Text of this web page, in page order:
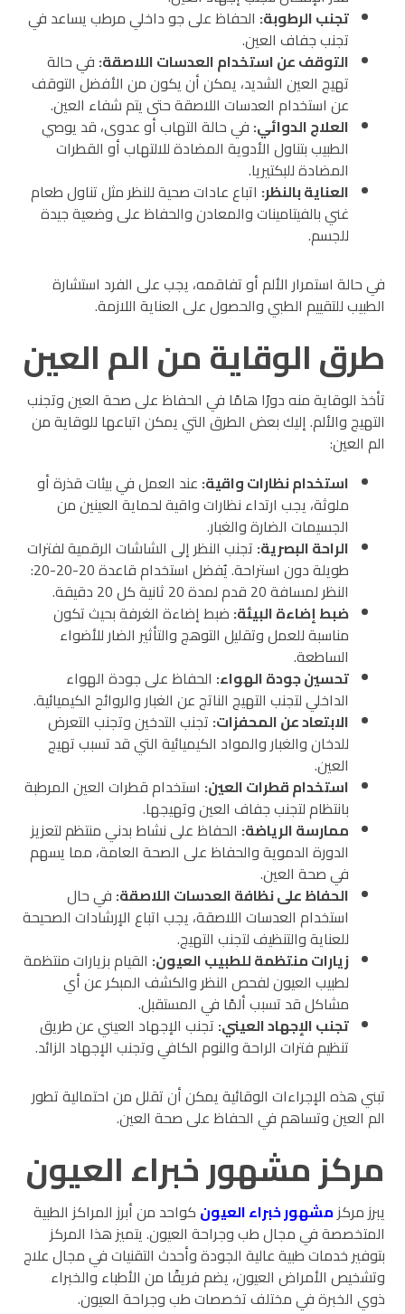
تجنب الرطوبة: الحفاظ على جو داخلي مرطب يساعد في
تجنب جفاف العين.
التوقف عن استخدام العدسات اللاصقة: في حالة
تهيج العين الشديد، يمكن أن يكون من الأفضل التوقف
عن استخدام العدسات اللاصقة حتى يتم شفاء العين.
العلاج الدوائي: في حالة التهاب أو عدوى، قد يوصي
الطبيب بتناول الأدوية المضادة للالتهاب أو القطرات
المضادة للبكتيريا.
العناية بالنظر: اتباع عادات صحية للنظر مثل تناول طعام
غني بالفيتامينات والمعادن والحفاظ على وضعية جيدة
للجسم.
في حالة استمرار الألم أو تفاقمه، يجب على الفرد استشارة
الطبيب للتقييم الطبي والحصول على العناية اللازمة.
طرق الوقاية من الم العين
تأخذ الوقاية منه دورًا هامًا في الحفاظ على صحة العين وتجنب
التهيج والألم. إليك بعض الطرق التي يمكن اتباعها للوقاية من
الم العين:
استخدام نظارات واقية: عند العمل في بيئات قذرة أو
ملوثة، يجب ارتداء نظارات واقية لحماية العينين من
الجسيمات الضارة والغبار.
الراحة البصرية: تجنب النظر إلى الشاشات الرقمية لفترات
طويلة دون استراحة. يُفضل استخدام قاعدة 20-20-20:
النظر لمسافة 20 قدم لمدة 20 ثانية كل 20 دقيقة.
ضبط إضاءة البيئة: ضبط إضاءة الغرفة بحيث تكون
مناسبة للعمل وتقليل التوهج والتأثير الضار للأضواء
الساطعة.
تحسين جودة الهواء: الحفاظ على جودة الهواء
الداخلي لتجنب التهيج الناتج عن الغبار والروائح الكيميائية.
الابتعاد عن المحفزات: تجنب التدخين وتجنب التعرض
للدخان والغبار والمواد الكيميائية التي قد تسبب تهيج
العين.
استخدام قطرات العين: استخدام قطرات العين المرطبة
بانتظام لتجنب جفاف العين وتهيجها.
ممارسة الرياضة: الحفاظ على نشاط بدني منتظم لتعزيز
الدورة الدموية والحفاظ على الصحة العامة، مما يسهم
في صحة العين.
الحفاظ على نظافة العدسات اللاصقة: في حال
استخدام العدسات اللاصقة، يجب اتباع الإرشادات الصحيحة
للعناية والتنظيف لتجنب التهيج.
زيارات منتظمة للطبيب العيون: القيام بزيارات منتظمة
لطبيب العيون لفحص النظر والكشف المبكر عن أي
مشاكل قد تسبب ألمًا في المستقبل.
تجنب الإجهاد العيني: تجنب الإجهاد العيني عن طريق
تنظيم فترات الراحة والنوم الكافي وتجنب الإجهاد الزائد.
تبني هذه الإجراءات الوقائية يمكن أن تقلل من احتمالية تطور
الم العين وتساهم في الحفاظ على صحة العين.
مركز مشهور خبراء العيون
يبرز مركزمشهور خبراء العيون كواحد من أبرز المراكز الطبية
المتخصصة في مجال طب وجراحة العيون. يتميز هذا المركز
بتوفير خدمات طبية عالية الجودة وأحدث التقنيات في مجال علاج
وتشخيص الأمراض العيون، يضم فريقًا من الأطباء والخبراء
ذوي الخبرة في مختلف تخصصات طب وجراحة العيون.